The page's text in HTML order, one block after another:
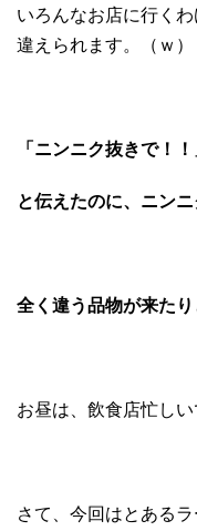
いろんなお店に行く
違えられます。（ｗ）
「ニンニク抜きで！！
と伝えたのに、ニン
全く違う品物が来た
お昼は、飲食店忙し
さて、今回はとある